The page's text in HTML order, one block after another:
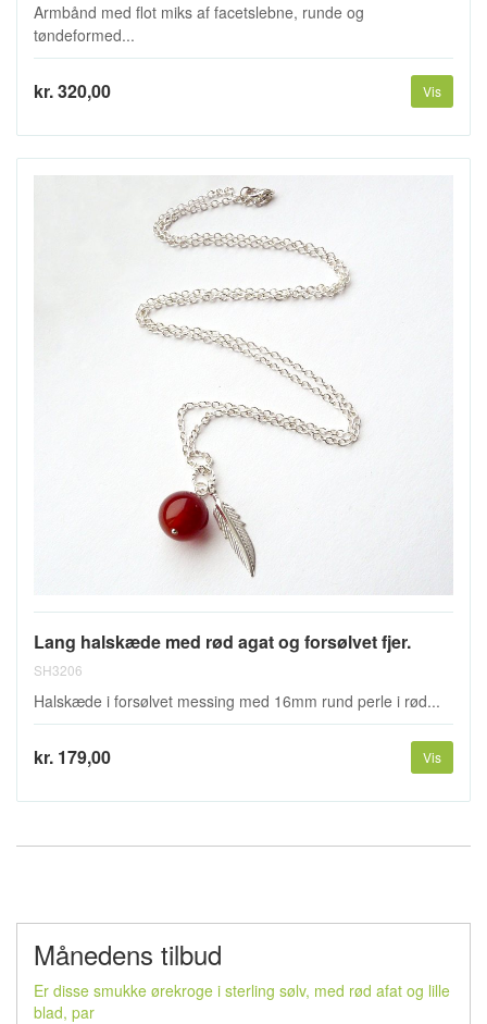
Armbånd med flot miks af facetslebne, runde og
tøndeformed...
kr. 320,00 Vis
Lang halskæde med rød agat og forsølvet fjer.
SH3206
Halskæde i forsølvet messing med 16mm rund perle i rød...
kr. 179,00 Vis
Månedens tilbud
Er disse smukke ørekroge i sterling sølv, med rød afat og lille
blad, par